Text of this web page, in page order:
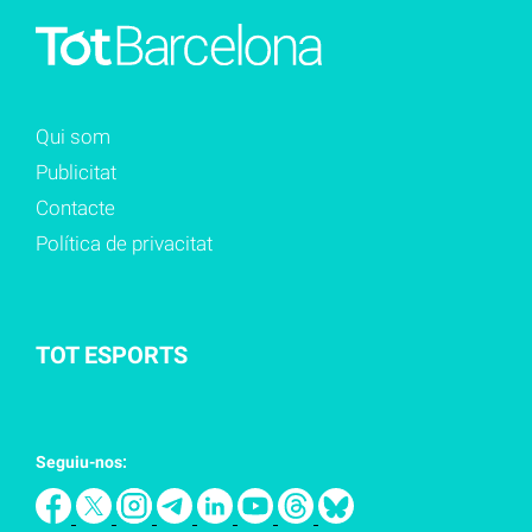
Qui som
Publicitat
Contacte
Política de privacitat
TOT ESPORTS
Seguiu-nos: